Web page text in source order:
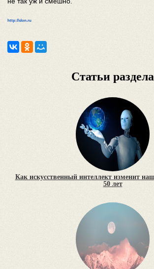
http://slon.ru
Статьи раздела
Как искусственный интеллект изменит
50 лет